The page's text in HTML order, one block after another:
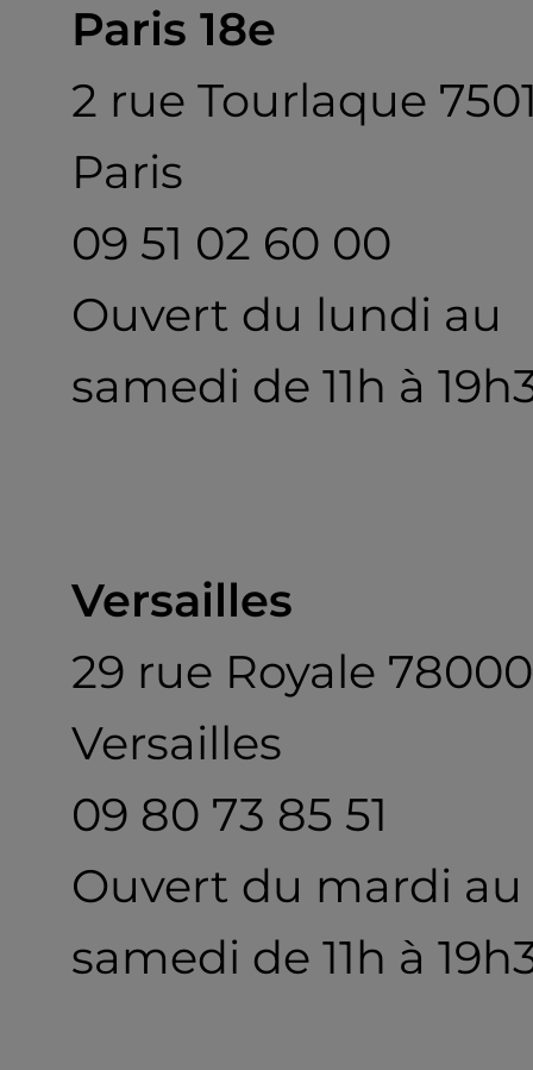
Paris 18e
2 rue Tourlaque
Paris
09 51 02 60 00
Ouvert du lundi au
samedi de 11h à
Versailles
29 rue Royale 78000
Versailles
09 80 73 85 51
Ouvert du mardi au
samedi de 11h à